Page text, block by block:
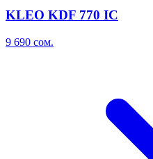
KLEO KDF 770 IC
9 690 сом.